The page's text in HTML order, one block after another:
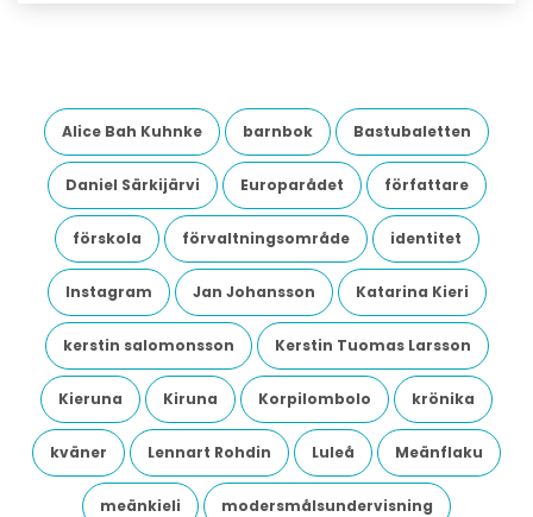
Alice Bah Kuhnke barnbok Bastubaletten
Daniel Särkijärvi Europarådet författare
förskola förvaltningsområde identitet
Instagram Jan Johansson Katarina Kieri
kerstin salomonsson Kerstin Tuomas Larsson
Kieruna Kiruna Korpilombolo krönika
kväner Lennart Rohdin Luleå Meänflaku
meänkieli modersmålsundervisning